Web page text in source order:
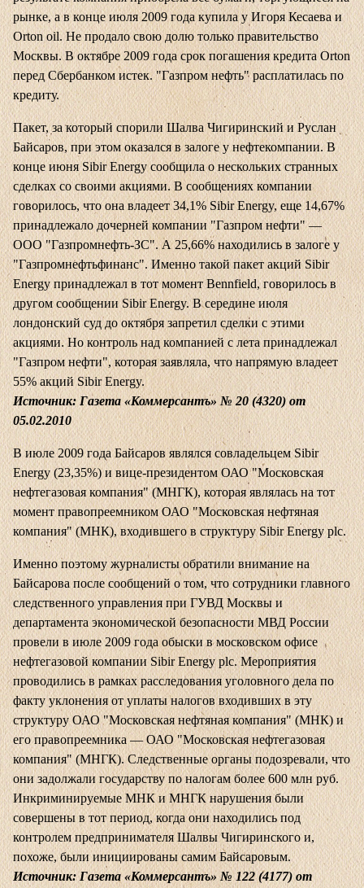
рынке, а в конце июля 2009 года купила у Игоря Кесаева и
Orton oil. Не продало свою долю только правительство
Москвы. В октябре 2009 года срок погашения кредита Orton
перед Сбербанком истек. "Газпром нефть" расплатилась по
кредиту.
Пакет, за который спорили Шалва Чигиринский и Руслан
Байсаров, при этом оказался в залоге у нефтекомпании. В
конце июня Sibir Energy сообщила о нескольких странных
сделках со своими акциями. В сообщениях компании
говорилось, что она владеет 34,1% Sibir Energy, еще 14,67%
принадлежало дочерней компании "Газпром нефти" —
ООО "Газпромнефть-ЗС". А 25,66% находились в залоге у
"Газпромнефтьфинанс". Именно такой пакет акций Sibir
Energy принадлежал в тот момент Bennfield, говорилось в
другом сообщении Sibir Energy. В середине июля
лондонский суд до октября запретил сделки с этими
акциями. Но контроль над компанией с лета принадлежал
"Газпром нефти", которая заявляла, что напрямую владеет
55% акций Sibir Energy.
Источник: Газета «Коммерсантъ» № 20 (4320) от
05.02.2010
В июле 2009 года Байсаров являлся совладельцем Sibir
Energy (23,35%) и вице-президентом ОАО "Московская
нефтегазовая компания" (МНГК), которая являлась на тот
момент правопреемником ОАО "Московская нефтяная
компания" (МНК), входившего в структуру Sibir Energy plc.
Именно поэтому журналисты обратили внимание на
Байсарова после сообщений о том, что сотрудники главного
следственного управления при ГУВД Москвы и
департамента экономической безопасности МВД России
провели в июле 2009 года обыски в московском офисе
нефтегазовой компании Sibir Energy plc. Мероприятия
проводились в рамках расследования уголовного дела по
факту уклонения от уплаты налогов входивших в эту
структуру ОАО "Московская нефтяная компания" (МНК) и
его правопреемника — ОАО "Московская нефтегазовая
компания" (МНГК). Следственные органы подозревали, что
они задолжали государству по налогам более 600 млн руб.
Инкриминируемые МНК и МНГК нарушения были
совершены в тот период, когда они находились под
контролем предпринимателя Шалвы Чигиринского и,
похоже, были инициированы самим Байсаровым.
Источник: Газета «Коммерсантъ» № 122 (4177) от